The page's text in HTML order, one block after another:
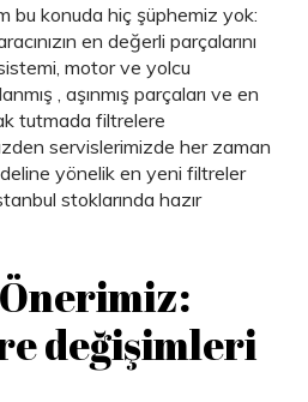
bu konuda hiç şüphemiz yok:
en değerli parçalarını
motor ve yolcu
, aşınmış parçaları ve en
tutmada filtrelere
servislerimizde her zaman
yönelik en yeni filtreler
stoklarında hazır
değişimleri